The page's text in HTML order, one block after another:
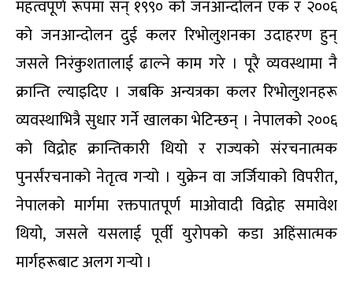
महत्वपूर्ण रूपमा सन् १९९० को जनआन्दोलन एक र २००६
को जनआन्दोलन दुई कलर रिभोलुशनका उदाहरण हुन्
जसले निरंकुशतालाई ढाल्ने काम गरे । पूरै व्यवस्थामा नै
क्रान्ति ल्याइदिए । जबकि अन्यत्रका कलर रिभोलुशनहरू
व्यवस्थाभित्रै सुधार गर्ने खालका भेटिन्छन् । नेपालको २००६
को विद्रोह क्रान्तिकारी थियो र राज्यको संरचनात्मक
पुनर्संरचनाको नेतृत्व गर्‍यो । युक्रेन वा जर्जियाको विपरीत,
नेपालको मार्गमा रक्तपातपूर्ण माओवादी विद्रोह समावेश
थियो, जसले यसलाई पूर्वी युरोपको कडा अहिंसात्मक
मार्गहरूबाट अलग गर्‍यो ।